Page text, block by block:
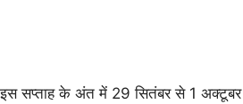
इस सप्ताह के अंत में 29 सितंबर से 1 अक्टूबर